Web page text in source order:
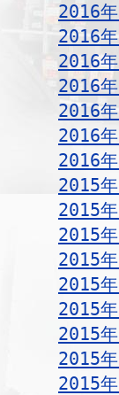
2016
2016
2016
2016
2016
2016
2016
2015
2015
2015
2015
2015
2015
2015
2015
2015